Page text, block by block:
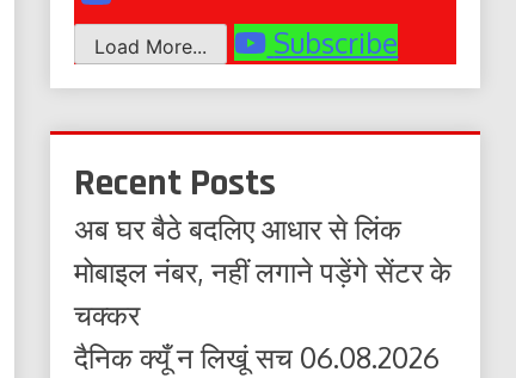
Load More... Subscribe
Recent Posts
अब घर बैठे बदलिए आधार से लिंक
मोबाइल नंबर, नहीं लगाने पड़ेंगे सेंटर के
चक्कर
दैनिक क्यूँ न लिखूं सच 06.08.2026